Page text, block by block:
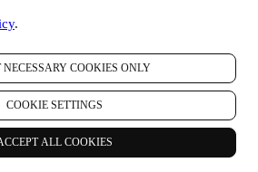
.
NECESSARY COOKIES ONLY
COOKIE SETTINGS
ALL COOKIES
de vos demandes concernant vos droits
NOUS CES INFORMATIONS ?
aux fins suivantes :
À NOS OBLIGATIONS LÉGALES.
à traiter certaines données vous
répondre à nos obligations légales, ainsi
découlant d’instructions émises par